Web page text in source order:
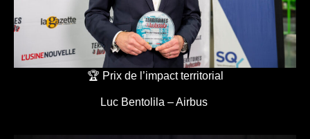
🏆 Prix de l’impact territorial
Luc Bentolila – Airbus